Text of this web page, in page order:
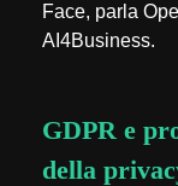
Face, parla
AI4Business.
GDPR e
della